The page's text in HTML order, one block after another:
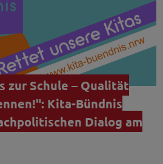
zur Schule – Qualität
Kita-Bündnis
Dialog am